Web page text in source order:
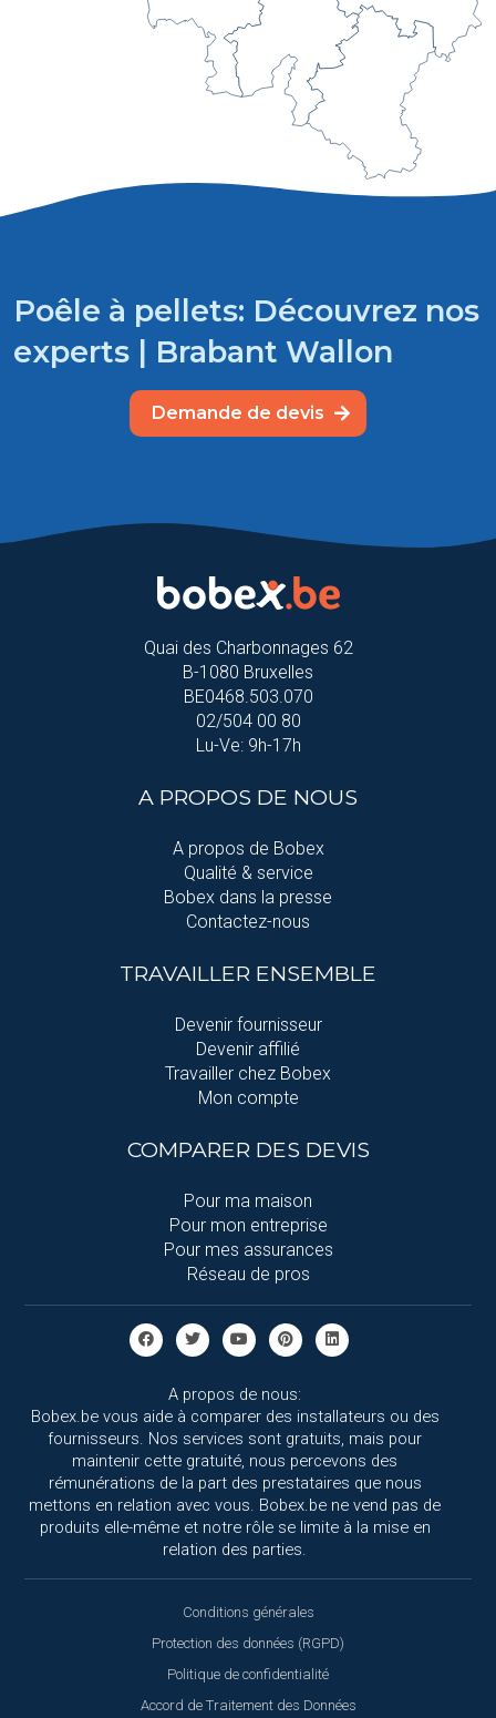
Poêle à pellets: Découvrez nos
experts | Brabant Wallon
Demande de devis
Quai des Charbonnages 62
B-1080 Bruxelles
BE0468.503.070
02/504 00 80
Lu-Ve: 9h-17h
A PROPOS DE NOUS
A propos de Bobex
Qualité & service
Bobex dans la presse
Contactez-nous
TRAVAILLER ENSEMBLE
Devenir fournisseur
Devenir affilié
Travailler chez Bobex
Mon compte
COMPARER DES DEVIS
Pour ma maison
Pour mon entreprise
Pour mes assurances
Réseau de pros
A propos de nous:
Bobex.be vous aide à comparer des installateurs ou des
fournisseurs. Nos services sont gratuits, mais pour
maintenir cette gratuité, nous percevons des
rémunérations de la part des prestataires que nous
mettons en relation avec vous. Bobex.be ne vend pas de
produits elle-même et notre rôle se limite à la mise en
relation des parties.
Conditions générales
Protection des données (RGPD)
Politique de confidentialité
Accord de Traitement des Données